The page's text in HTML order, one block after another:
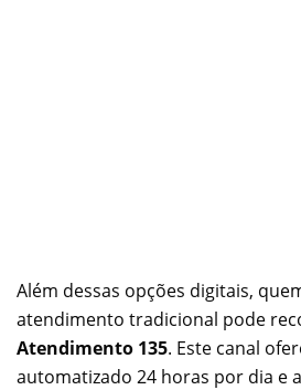
Além dessas opções digitais,
atendimento tradicional pode
Atendimento 135. Este canal
automatizado 24 horas por dia e